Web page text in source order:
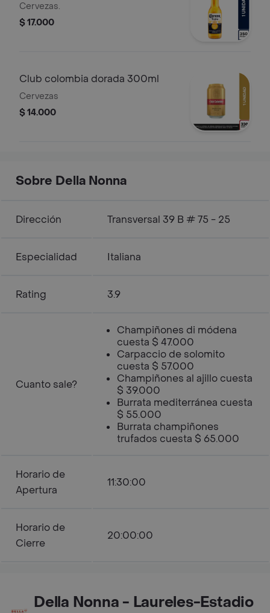
Cervezas.
$ 17.000
Club colombia dorada 300ml
Cervezas
$ 14.000
Sobre Della Nonna
Dirección Transversal 39 B # 75 - 25
Especialidad Italiana
Rating 3.9
Cuanto sale?
Champiñones di módena
cuesta $ 47.000
Carpaccio de solomito
cuesta $ 57.000
Champiñones al ajillo cuesta
$ 39.000
Burrata mediterránea cuesta
$ 55.000
Burrata champiñones
trufados cuesta $ 65.000
Horario de
Apertura
11:30:00
Horario de
Cierre
20:00:00
Della Nonna - Laureles-Estadio